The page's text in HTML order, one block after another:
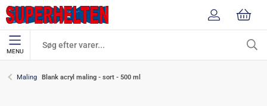
MENU
Maling Blank acryl maling - sort - 500 ml